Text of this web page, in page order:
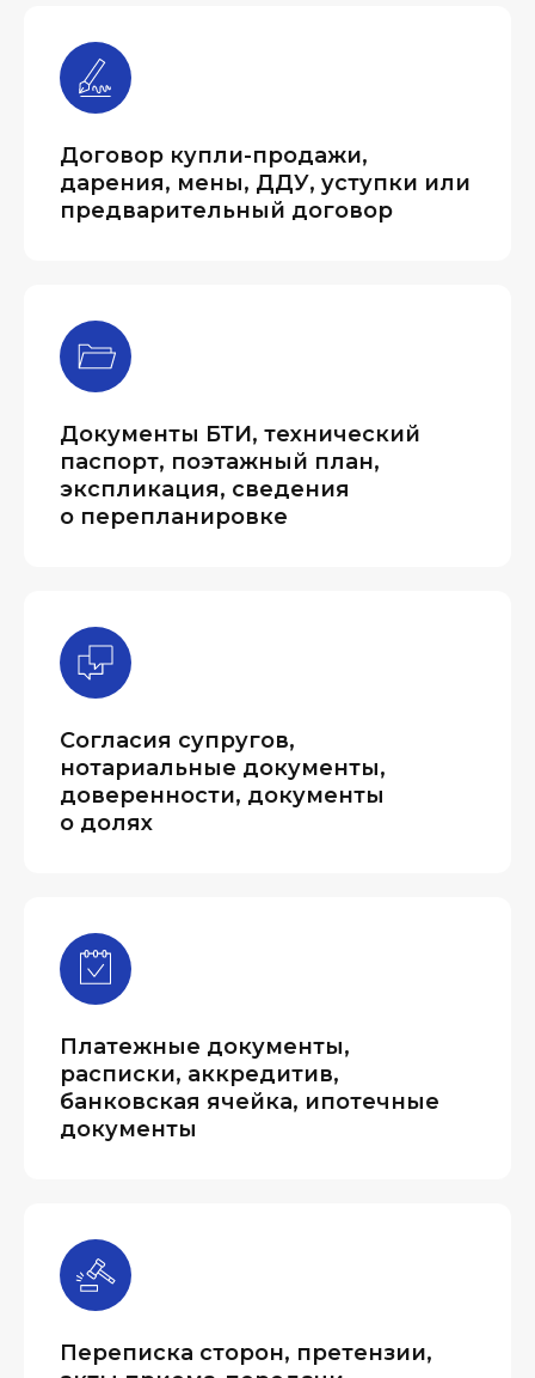
Договор купли-продажи,
дарения, мены, ДДУ, уступки или
предварительный договор
Документы БТИ, технический
паспорт, поэтажный план,
экспликация, сведения
о перепланировке
Согласия супругов,
нотариальные документы,
доверенности, документы
о долях
Платежные документы,
расписки, аккредитив,
банковская ячейка, ипотечные
документы
Переписка сторон, претензии,